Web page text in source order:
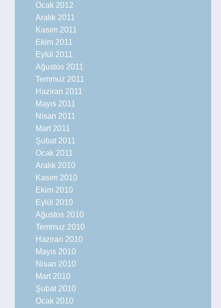
Ocak 2012
Aralık 2011
Kasım 2011
Ekim 2011
Eylül 2011
Ağustos 2011
Temmuz 2011
Haziran 2011
Mayıs 2011
Nisan 2011
Mart 2011
Şubat 2011
Ocak 2011
Aralık 2010
Kasım 2010
Ekim 2010
Eylül 2010
Ağustos 2010
Temmuz 2010
Haziran 2010
Mayıs 2010
Nisan 2010
Mart 2010
Şubat 2010
Ocak 2010